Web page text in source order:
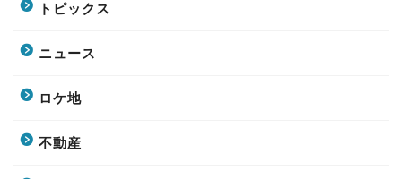
トピックス
ニュース
ロケ地
不動産